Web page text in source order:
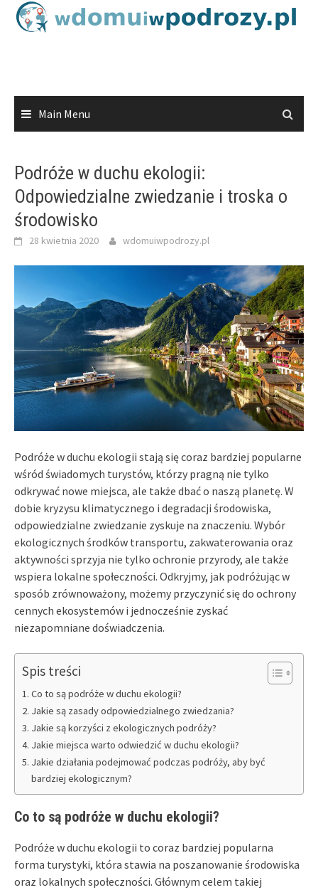
Skip
Main Menu
Podróże w duchu ekologii:
Odpowiedzialne zwiedzanie i troska o
środowisko
28 kwietnia 2020 wdomuiwpodrozy.pl
Podróże w duchu ekologii stają się coraz bardziej popularne
wśród świadomych turystów, którzy pragną nie tylko
odkrywać nowe miejsca, ale także dbać o naszą planetę. W
dobie kryzysu klimatycznego i degradacji środowiska,
odpowiedzialne zwiedzanie zyskuje na znaczeniu. Wybór
ekologicznych środków transportu, zakwaterowania oraz
aktywności sprzyja nie tylko ochronie przyrody, ale także
wspiera lokalne społeczności. Odkryjmy, jak podróżując w
sposób zrównoważony, możemy przyczynić się do ochrony
cennych ekosystemów i jednocześnie zyskać
niezapomniane doświadczenia.
Spis treści
Co to są podróże w duchu ekologii?
Jakie są zasady odpowiedzialnego zwiedzania?
Jakie są korzyści z ekologicznych podróży?
Jakie miejsca warto odwiedzić w duchu ekologii?
Jakie działania podejmować podczas podróży, aby być
bardziej ekologicznym?
Co to są podróże w duchu ekologii?
Podróże w duchu ekologii to coraz bardziej popularna
forma turystyki, która stawia na poszanowanie środowiska
oraz lokalnych społeczności. Głównym celem takiej